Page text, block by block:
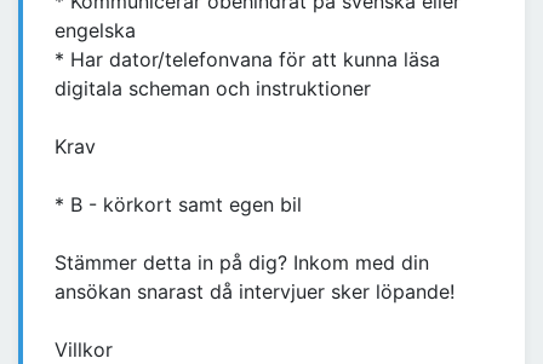
engelska
* Har dator/telefonvana för att kunna läsa
digitala scheman och instruktioner
Krav
* B - körkort samt egen bil
Stämmer detta in på dig? Inkom med din
ansökan snarast då intervjuer sker löpande!
Villkor